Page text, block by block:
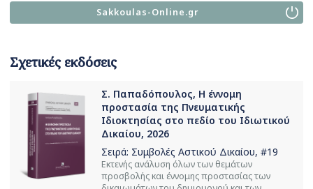
Sakkoulas-Online.gr
Σχετικές εκδόσεις
Σ. Παπαδόπουλος, Η έννομη
προστασία της Πνευματικής
Ιδιοκτησίας στο πεδίο του Ιδιωτικού
Δικαίου, 2026
Σειρά: Συμβολές Αστικού Δικαίου, #19
Εκτενής ανάλυση όλων των θεμάτων
προσβολής και έννομης προστασίας των